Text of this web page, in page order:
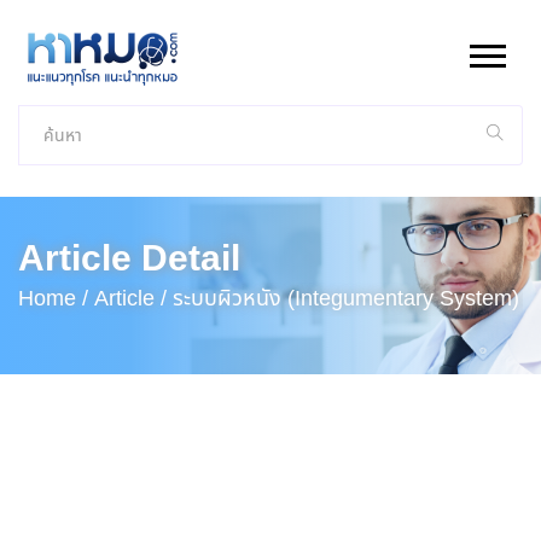
Article Detail
Home /Article / ระบบผิวหนัง (Integumentary System)